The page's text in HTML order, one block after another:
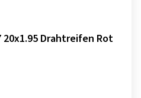
20x1.95 Drahtreifen Rot